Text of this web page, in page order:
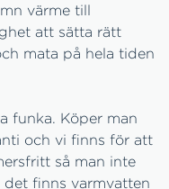
värme till
att sätta rätt
mata på hela tiden
funka. Köper man
och vi finns för att
så man inte
finns varmvatten